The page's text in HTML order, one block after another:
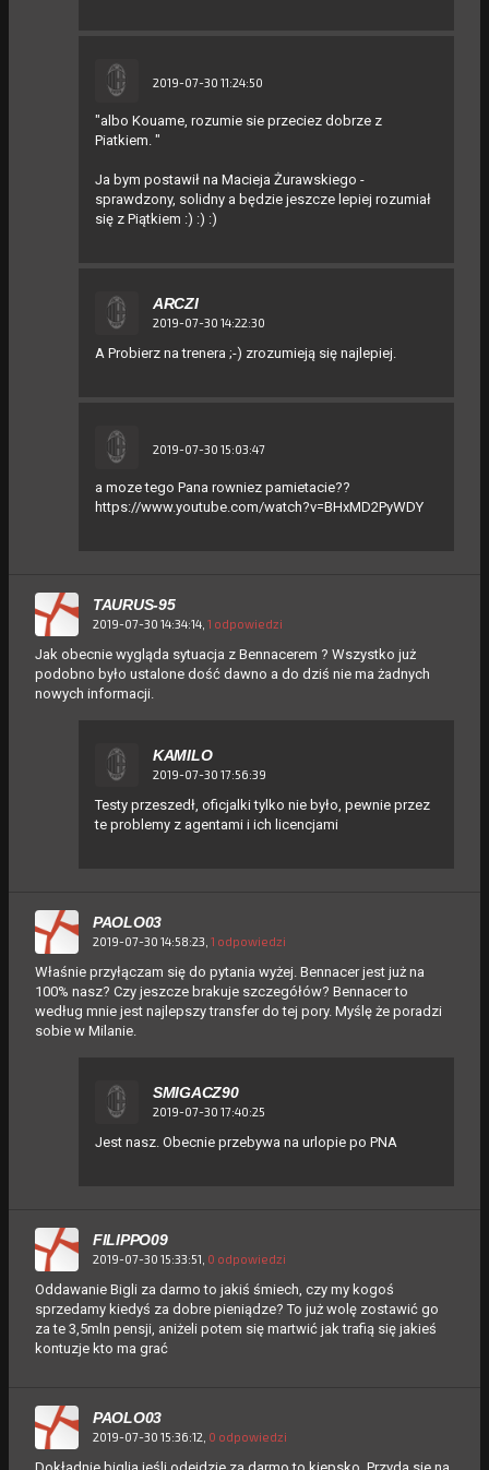
2019-07-30 11:24:50
"albo Kouame, rozumie sie przeciez dobrze z
Piatkiem. "
Ja bym postawił na Macieja Żurawskiego -
sprawdzony, solidny a będzie jeszcze lepiej rozumiał
się z Piątkiem :) :) :)
ARCZI
2019-07-30 14:22:30
A Probierz na trenera ;-) zrozumieją się najlepiej.
2019-07-30 15:03:47
a moze tego Pana rowniez pamietacie??
https://www.youtube.com/watch?v=BHxMD2PyWDY
TAURUS-95
2019-07-30 14:34:14, 1 odpowiedzi
Jak obecnie wygląda sytuacja z Bennacerem ? Wszystko już
podobno było ustalone dość dawno a do dziś nie ma żadnych
nowych informacji.
KAMILO
2019-07-30 17:56:39
Testy przeszedł, oficjalki tylko nie było, pewnie przez
te problemy z agentami i ich licencjami
PAOLO03
2019-07-30 14:58:23, 1 odpowiedzi
Właśnie przyłączam się do pytania wyżej. Bennacer jest już na
100% nasz? Czy jeszcze brakuje szczegółów? Bennacer to
według mnie jest najlepszy transfer do tej pory. Myślę że poradzi
sobie w Milanie.
SMIGACZ90
2019-07-30 17:40:25
Jest nasz. Obecnie przebywa na urlopie po PNA
FILIPPO09
2019-07-30 15:33:51, 0 odpowiedzi
Oddawanie Bigli za darmo to jakiś śmiech, czy my kogoś
sprzedamy kiedyś za dobre pieniądze? To już wolę zostawić go
za te 3,5mln pensji, aniżeli potem się martwić jak trafią się jakieś
kontuzje kto ma grać
PAOLO03
2019-07-30 15:36:12, 0 odpowiedzi